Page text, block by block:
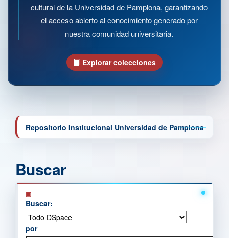
cultural de la Universidad de Pamplona, garantizando
el acceso abierto al conocimiento generado por
nuestra comunidad universitaria.
Explorar colecciones
Repositorio Institucional Universidad de Pamplona
Buscar
Buscar:
por